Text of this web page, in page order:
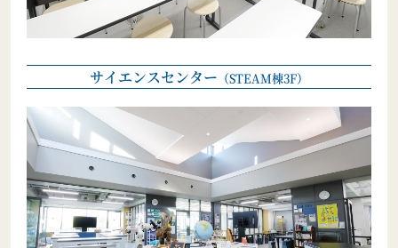
サイエンスセンター （STEAM棟3F）